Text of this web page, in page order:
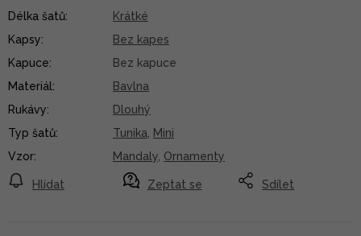
Zeptat se
Hlídat Sdílet
Délka šatů:
Krátké
Kapsy:
Bez kapes
Kapuce:
Bez kapuce
Materiál:
Bavlna
Rukávy:
Dlouhý
Typ šatů: Tunika
Mini
Vzor: Mandaly Ornamenty